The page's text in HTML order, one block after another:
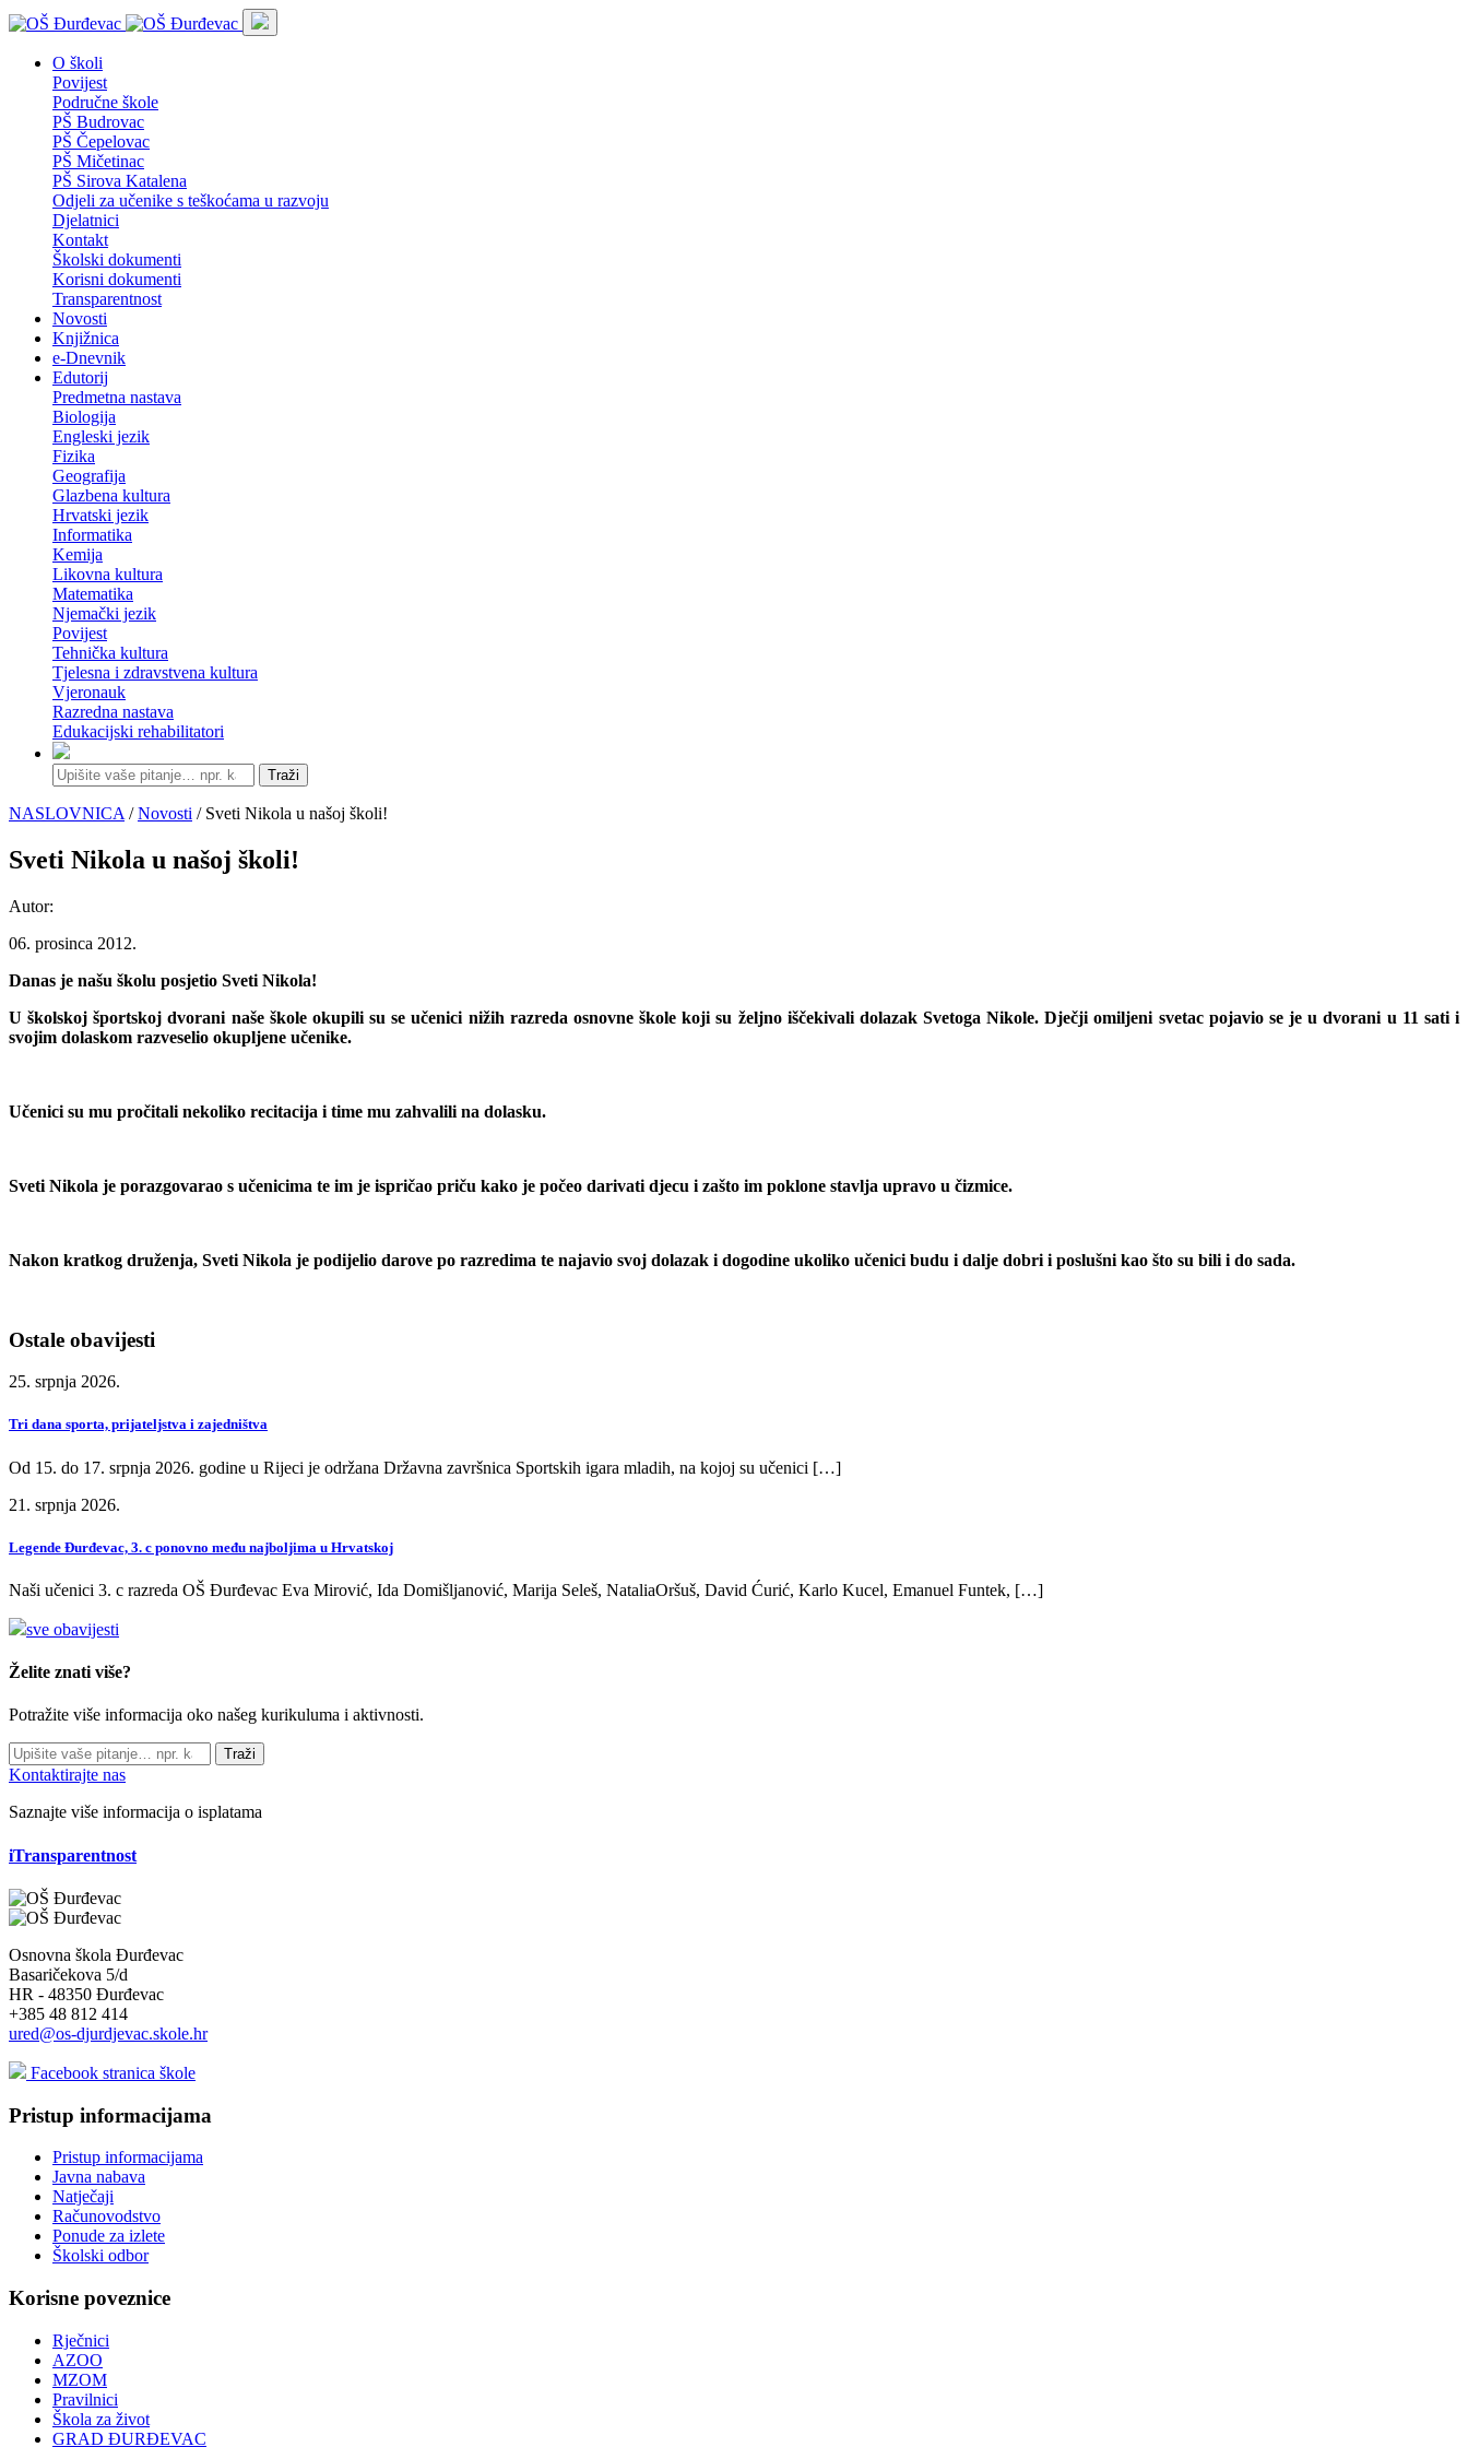
O školi
Povijest
Područne škole
PŠ Budrovac
PŠ Čepelovac
PŠ Mičetinac
PŠ Sirova Katalena
Odjeli za učenike s teškoćama u razvoju
Djelatnici
Kontakt
Školski dokumenti
Korisni dokumenti
Transparentnost
Novosti
Knjižnica
e-Dnevnik
Edutorij
Predmetna nastava
Biologija
Engleski jezik
Fizika
Geografija
Glazbena kultura
Hrvatski jezik
Informatika
Kemija
Likovna kultura
Matematika
Njemački jezik
Povijest
Tehnička kultura
Tjelesna i zdravstvena kultura
Vjeronauk
Razredna nastava
Edukacijski rehabilitatori
Traži
NASLOVNICA /Novosti / Sveti Nikola u našoj školi!
Sveti Nikola u našoj školi!
Autor:
06. prosinca 2012.
Danas je našu školu posjetio Sveti Nikola!
U školskoj športskoj dvorani naše škole okupili su se učenici nižih razreda osnovne škole koji su željno iščekivali dolazak Svetoga Nikole. Dječji omiljeni svetac pojavio se je u dvorani u 11 sati i
svojim dolaskom razveselio okupljene učenike.
Učenici su mu pročitali nekoliko recitacija i time mu zahvalili na dolasku.
Sveti Nikola je porazgovarao s učenicima te im je ispričao priču kako je počeo darivati djecu i zašto im poklone stavlja upravo u čizmice.
Nakon kratkog druženja, Sveti Nikola je podijelio darove po razredima te najavio svoj dolazak i dogodine ukoliko učenici budu i dalje dobri i poslušni kao što su bili i do sada.
Ostale obavijesti
25. srpnja 2026.
Tri dana sporta, prijateljstva i zajedništva
Od 15. do 17. srpnja 2026. godine u Rijeci je održana Državna završnica Sportskih igara mladih, na kojoj su učenici […]
21. srpnja 2026.
Legende Đurđevac, 3. c ponovno među najboljima u Hrvatskoj
Naši učenici 3. c razreda OŠ Đurđevac Eva Mirović, Ida Domišljanović, Marija Seleš, NataliaOršuš, David Ćurić, Karlo Kucel, Emanuel Funtek, […]
sve obavijesti
Želite znati više?
Potražite više informacija oko našeg kurikuluma i aktivnosti.
Traži
Kontaktirajte nas
Saznajte više informacija o isplatama
iTransparentnost
Osnovna škola Đurđevac
Basaričekova 5/d
HR - 48350 Đurđevac
+385 48 812 414
ured@os-djurdjevac.skole.hr
Facebook stranica škole
Pristup informacijama
Pristup informacijama
Javna nabava
Natječaji
Računovodstvo
Ponude za izlete
Školski odbor
Korisne poveznice
Rječnici
AZOO
MZOM
Pravilnici
Škola za život
GRAD ĐURĐEVAC